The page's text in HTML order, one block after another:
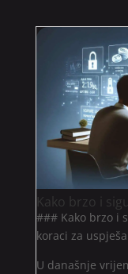
Kako brzo i
### Kako brzo i
koraci za
U današnje